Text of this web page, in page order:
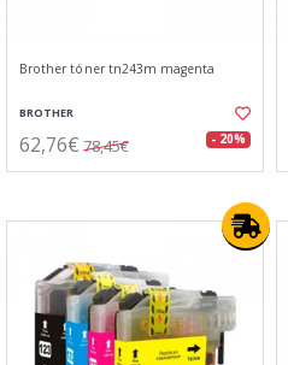
Brother tóner tn243m magenta
BROTHER
62,76€ 78,45€ - 20%